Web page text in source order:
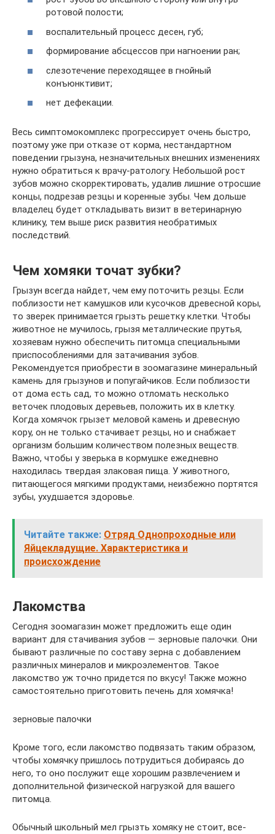
ротовой полости;
воспалительный процесс десен, губ;
формирование абсцессов при нагноении ран;
слезотечение переходящее в гнойный
конъюнктивит;
нет дефекации.
Весь симптомокомплекс прогрессирует очень быстро,
поэтому уже при отказе от корма, нестандартном
поведении грызуна, незначительных внешних изменениях
нужно обратиться к врачу-ратологу. Небольшой рост
зубов можно скорректировать, удалив лишние отросшие
концы, подрезав резцы и коренные зубы. Чем дольше
владелец будет откладывать визит в ветеринарную
клинику, тем выше риск развития необратимых
последствий.
Чем хомяки точат зубки?
Грызун всегда найдет, чем ему поточить резцы. Если
поблизости нет камушков или кусочков древесной коры,
то зверек принимается грызть решетку клетки. Чтобы
животное не мучилось, грызя металлические прутья,
хозяевам нужно обеспечить питомца специальными
приспособлениями для затачивания зубов.
Рекомендуется приобрести в зоомагазине минеральный
камень для грызунов и попугайчиков. Если поблизости
от дома есть сад, то можно отломать несколько
веточек плодовых деревьев, положить их в клетку.
Когда хомячок грызет меловой камень и древесную
кору, он не только стачивает резцы, но и снабжает
организм большим количеством полезных веществ.
Важно, чтобы у зверька в кормушке ежедневно
находилась твердая злаковая пища. У животного,
питающегося мягкими продуктами, неизбежно портятся
зубы, ухудшается здоровье.
Читайте также: Отряд Однопроходные или
Яйцекладущие. Характеристика и
происхождение
Лакомства
Сегодня зоомагазин может предложить еще один
вариант для стачивания зубов — зерновые палочки. Они
бывают различные по составу зерна с добавлением
различных минералов и микроэлементов. Такое
лакомство уж точно придется по вкусу! Также можно
самостоятельно приготовить печень для хомячка!
зерновые палочки
Кроме того, если лакомство подвязать таким образом,
чтобы хомячку пришлось потрудиться добираясь до
него, то оно послужит еще хорошим развлечением и
дополнительной физической нагрузкой для вашего
питомца.
Обычный школьный мел грызть хомяку не стоит, все-